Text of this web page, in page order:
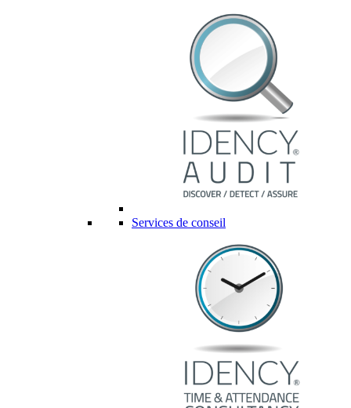
Services de conseil